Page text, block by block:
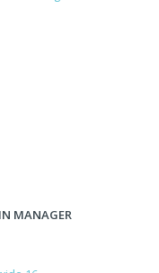
MANAGER